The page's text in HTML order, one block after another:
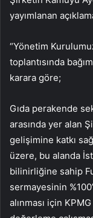
yayımlanan
“Yönetim
toplantısında
karara göre;
Gıda perakende
arasında yer alan
gelişimine katkı
üzere, bu alanda
bilinirliğine sahip
sermayesinin
alınması için